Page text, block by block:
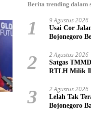
Berita trending dalam
1 9 Agustus 2026
Usai Cor
Bojonegoro
2 2 Agustus 2026
Satgas
RTLH Milik
3 2 Agustus 2026
Lelah Tak
Bojonegoro